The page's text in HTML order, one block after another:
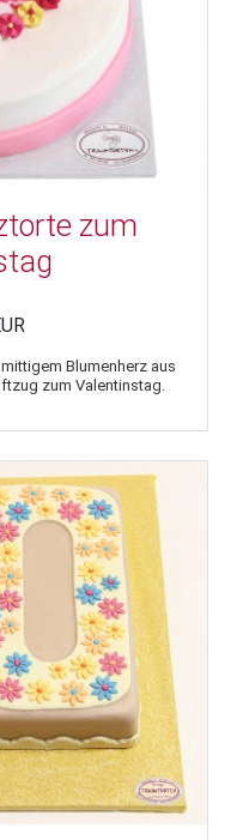
zum
Blumenherz aus
zum Valentinstag.